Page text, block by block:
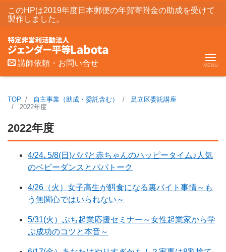
このHPは2019年度日本郵便の年賀寄附金の助成を受けて
製作しました。
講師依頼・お問い合せ
TOP 自主事業（助成・委託含む）
足立区委託講座
2022年度
2022年度
4/24､5/8(日)パパと赤ちゃんのハッピータイム♪人気
のベビーダンスとパパトーク
4/26（火）女子高生が餌食になる裏バイト事情～も
う無関心ではいられない～
5/31(火）ぷち起業応援セミナー～女性起業家から学
ぶ成功のコツと本音～